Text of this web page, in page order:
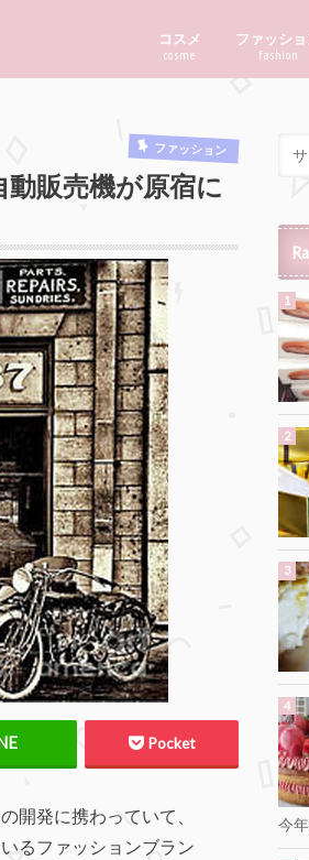
コスメ
cosme
ファッショ
fashion
ファッション
動販売機が原宿に
Pocket
開発に携わっていて、
るファッションブラン
今